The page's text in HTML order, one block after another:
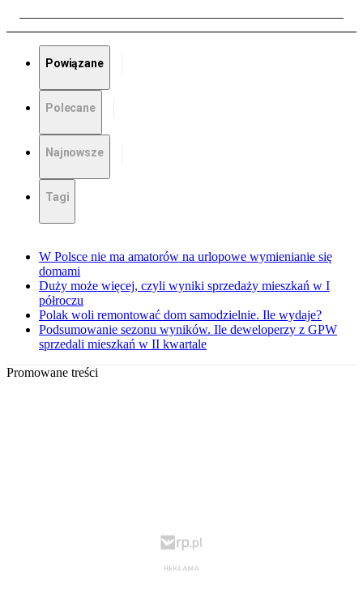
Powiązane
Polecane
Najnowsze
Tagi
W Polsce nie ma amatorów na urlopowe wymienianie się
domami
Duży może więcej, czyli wyniki sprzedaży mieszkań w I
półroczu
Polak woli remontować dom samodzielnie. Ile wydaje?
Podsumowanie sezonu wyników. Ile deweloperzy z GPW
sprzedali mieszkań w II kwartale
Promowane treści